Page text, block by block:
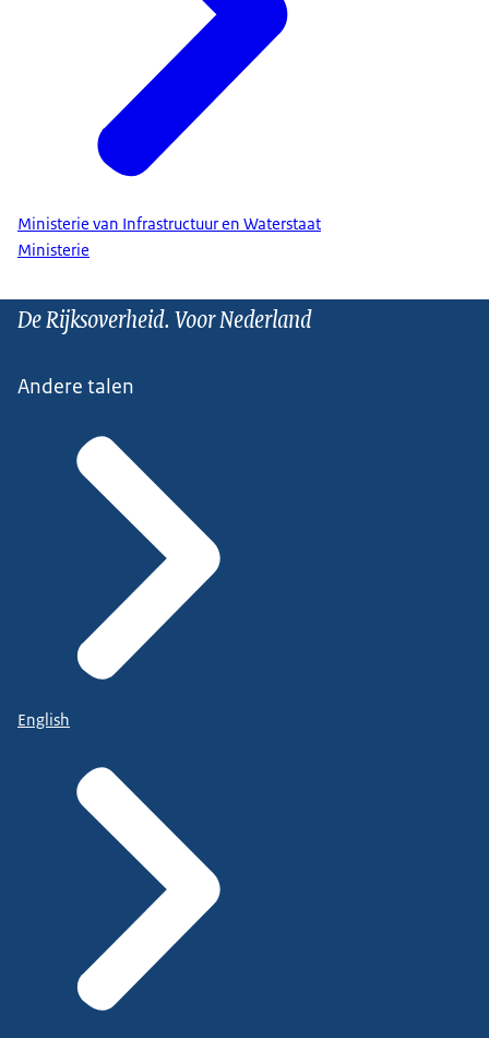
Ministerie van Infrastructuur en Waterstaat
Ministerie
De Rijksoverheid. Voor Nederland
Andere talen
English